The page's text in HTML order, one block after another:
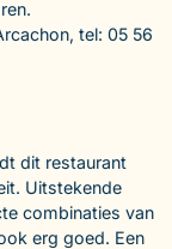
tel: 05 56
dit restaurant
Uitstekende
combinaties van
erg goed. Een